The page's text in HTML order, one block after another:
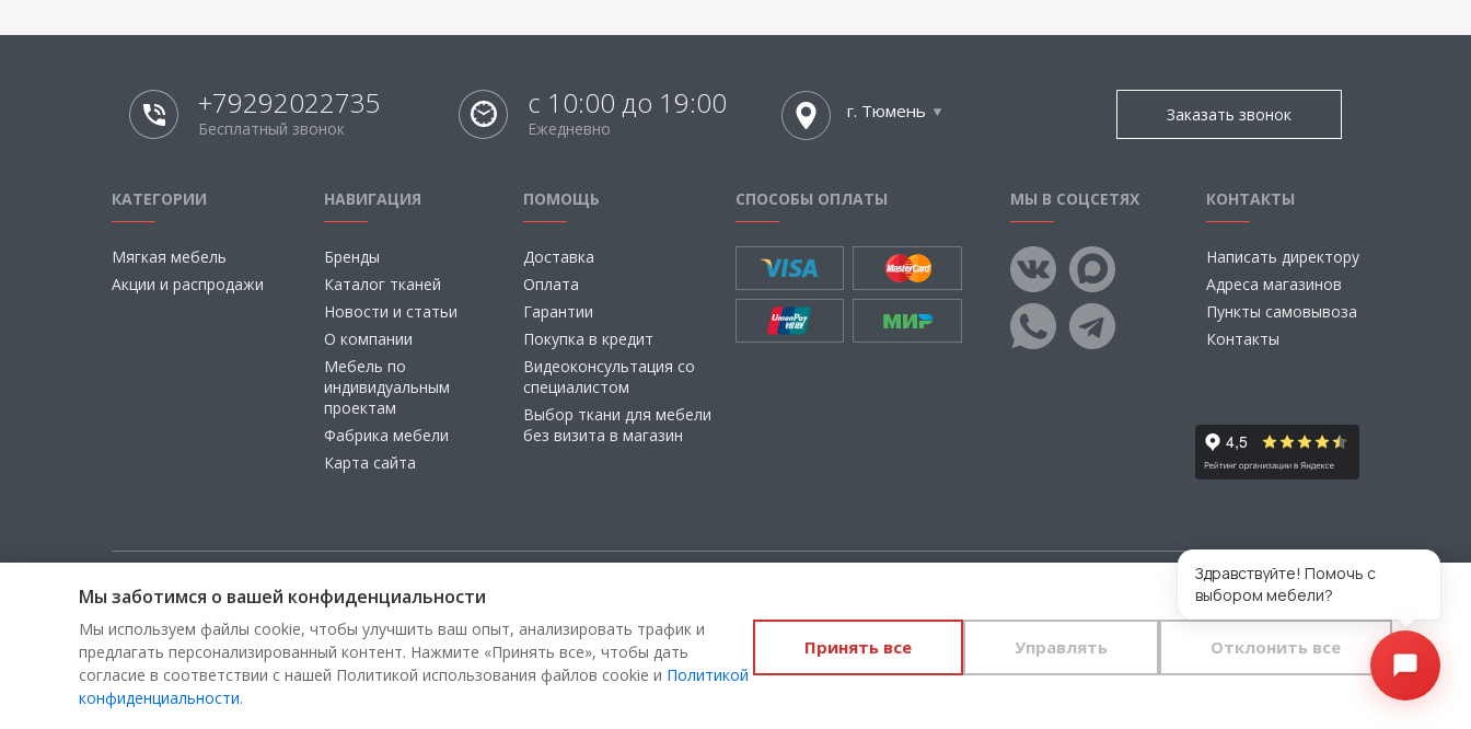
+79292022735
Бесплатный звонок
с 10:00 до 19:00
Ежедневно
г. Тюмень Заказать звонок
КАТЕГОРИИ
Мягкая мебель
Акции и распродажи
НАВИГАЦИЯ
Бренды
Каталог тканей
Новости и статьи
О компании
Мебель по
индивидуальным
проектам
Фабрика мебели
Карта сайта
ПОМОЩЬ
Доставка
Оплата
Гарантии
Покупка в кредит
Видеоконсультация со
специалистом
Выбор ткани для мебели
без визита в магазин
СПОСОБЫ ОПЛАТЫ МЫ В СОЦСЕТЯХ КОНТАКТЫ
Написать директору
Адреса магазинов
Пункты самовывоза
Контакты
Copyright © 2026, ООО «100 Диванов» — Все права защищены
Администрация Сайта не несет ответственности за размещаемые Пользователями
материалы, их содержание, качество.
Вы принимаете условияполитики конфиденциальности
пользовательского
соглашения
на сайте 100диванов.com
Мы заботимся о вашей конфиденциальности
Мы используем файлы cookie, чтобы улучшить ваш опыт, анализировать трафик и
предлагать персонализированный контент. Нажмите «Принять все», чтобы дать
согласие в соответствии с нашей Политикой использования файлов cookie и Политикой
конфиденциальности.
Принять все Управлять Отклонить все
Здравствуйте! Помочь с
выбором мебели?